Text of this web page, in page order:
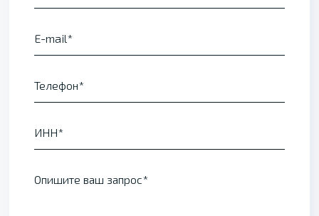
E-mail
Телефон
ИНН
Опишите ваш запрос